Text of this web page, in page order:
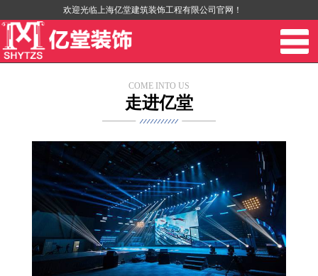
欢迎光临上海亿堂建筑装饰工程有限公司官网！
COME INTO US
走进亿堂